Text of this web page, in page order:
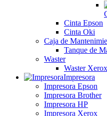
Cinta Epson
Cinta Oki
Caja de
Tanque de
Waster
Waster Xerox
Impresora
Impresora Epson
Impresora Brother
Impresora HP
Impresora Xerox